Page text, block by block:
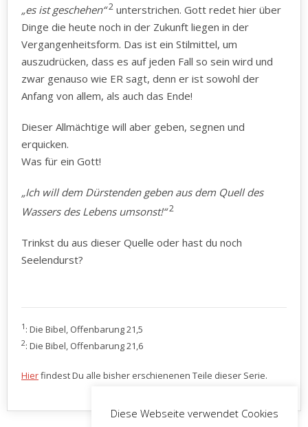
„es ist geschehen“ 2 unterstrichen. Gott redet hier über
Dinge die heute noch in der Zukunft liegen in der
Vergangenheitsform. Das ist ein Stilmittel, um
auszudrücken, dass es auf jeden Fall so sein wird und
zwar genauso wie ER sagt, denn er ist sowohl der
Anfang von allem, als auch das Ende!
Dieser Allmächtige will aber geben, segnen und
erquicken.
Was für ein Gott!
„Ich will dem Dürstenden geben aus dem Quell des
Wassers des Lebens umsonst!“ 2
Trinkst du aus dieser Quelle oder hast du noch
Seelendurst?
1 : Die Bibel, Offenbarung 21,5
2: Die Bibel, Offenbarung 21,6
Hierfindest Du alle bisher erschienenen Teile dieser Serie.
Diese Webseite verwendet Cookies